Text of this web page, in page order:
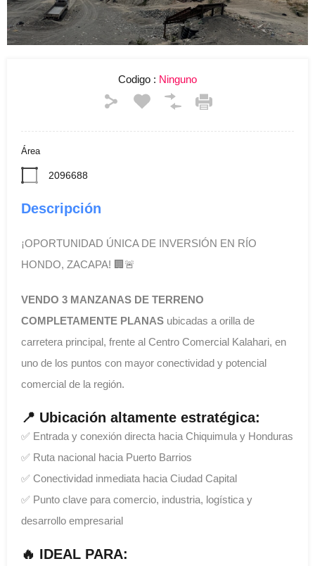
Codigo : Ninguno
Área
2096688
Descripción
¡OPORTUNIDAD ÚNICA DE INVERSIÓN EN RÍO
HONDO, ZACAPA! 🏢🚨
VENDO 3 MANZANAS DE TERRENO
COMPLETAMENTE PLANAS ubicadas a orilla de
carretera principal, frente al Centro Comercial Kalahari, en
uno de los puntos con mayor conectividad y potencial
comercial de la región.
📍 Ubicación altamente estratégica:
✅ Entrada y conexión directa hacia Chiquimula y Honduras
✅ Ruta nacional hacia Puerto Barrios
✅ Conectividad inmediata hacia Ciudad Capital
✅ Punto clave para comercio, industria, logística y
desarrollo empresarial
🔥 IDEAL PARA: